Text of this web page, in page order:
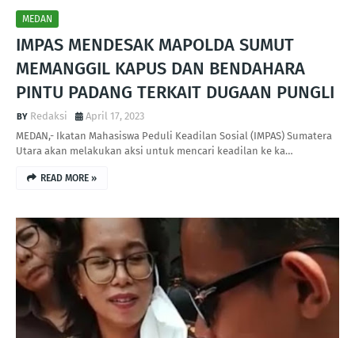
MEDAN
IMPAS MENDESAK MAPOLDA SUMUT
MEMANGGIL KAPUS DAN BENDAHARA
PINTU PADANG TERKAIT DUGAAN PUNGLI
Redaksi
April 17, 2023
MEDAN,- Ikatan Mahasiswa Peduli Keadilan Sosial (IMPAS) Sumatera
Utara akan melakukan aksi untuk mencari keadilan ke ka…
READ MORE »